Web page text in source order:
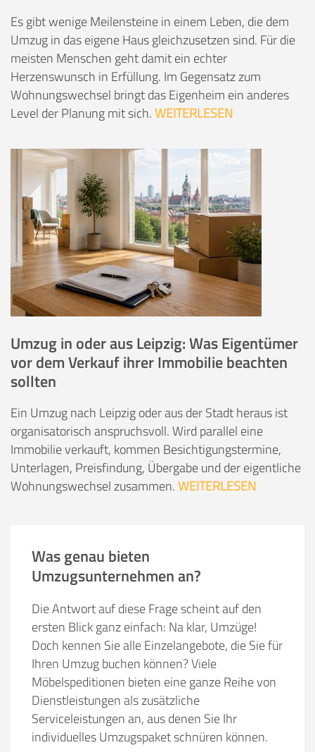
Es gibt wenige Meilensteine in einem Leben, die dem
Umzug in das eigene Haus gleichzusetzen sind. Für die
meisten Menschen geht damit ein echter
Herzenswunsch in Erfüllung. Im Gegensatz zum
Wohnungswechsel bringt das Eigenheim ein anderes
Level der Planung mit sich.WEITERLESEN
Umzug in oder aus Leipzig: Was Eigentümer
vor dem Verkauf ihrer Immobilie beachten
sollten
Ein Umzug nach Leipzig oder aus der Stadt heraus ist
organisatorisch anspruchsvoll. Wird parallel eine
Immobilie verkauft, kommen Besichtigungstermine,
Unterlagen, Preisfindung, Übergabe und der eigentliche
Wohnungswechsel zusammen.WEITERLESEN
Was genau bieten
Umzugsunternehmen an?
Die Antwort auf diese Frage scheint auf den
ersten Blick ganz einfach: Na klar, Umzüge!
Doch kennen Sie alle Einzelangebote, die Sie für
Ihren Umzug buchen können? Viele
Möbelspeditionen bieten eine ganze Reihe von
Dienstleistungen als zusätzliche
Serviceleistungen an, aus denen Sie Ihr
individuelles Umzugspaket schnüren können.